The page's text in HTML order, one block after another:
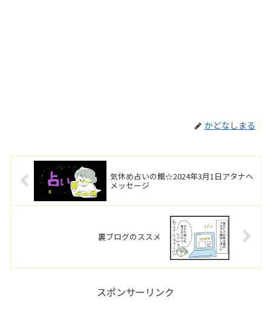
かどなしまる
気休め占いの館☆2024年3月1日アタナヘ
メッセージ
裏ブログのススメ
スポンサーリンク